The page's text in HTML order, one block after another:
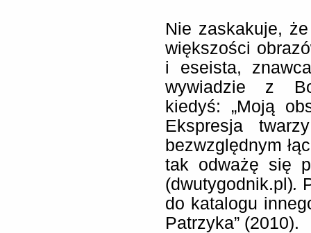
Nie zaskakuje,
większości
i eseista,
wywiadzie z
kiedyś: „Moją
Ekspresja
bezwzględnym
tak odważę się
(dwutygodnik.pl).
do katalogu
Patrzyka” (2010).